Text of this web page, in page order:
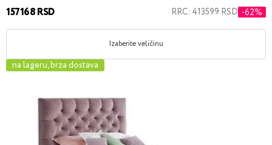
157168 RSD RRC: 413599 RSD -62%
Izaberite veličinu
na lageru, brza dostava